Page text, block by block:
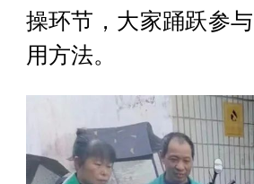
操环节，大家踊跃参
用方法。